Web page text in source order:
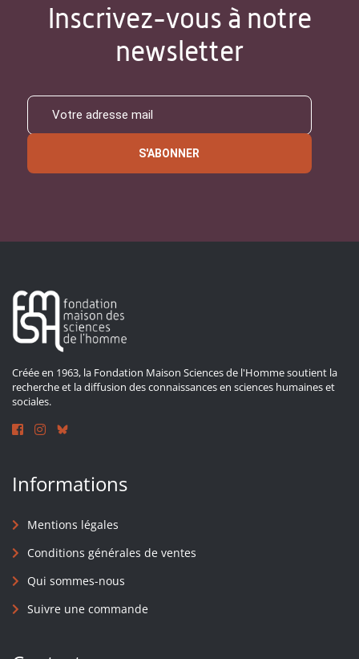
Inscrivez-vous à notre
newsletter
S'ABONNER
Créée en 1963, la Fondation Maison Sciences de l'Homme soutient la
recherche et la diffusion des connaissances en sciences humaines et
sociales.
Informations
Mentions légales
Conditions générales de ventes
Qui sommes-nous
Suivre une commande